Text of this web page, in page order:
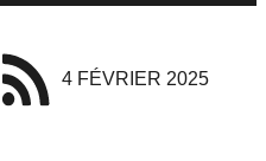
4 FÉVRIER 2025